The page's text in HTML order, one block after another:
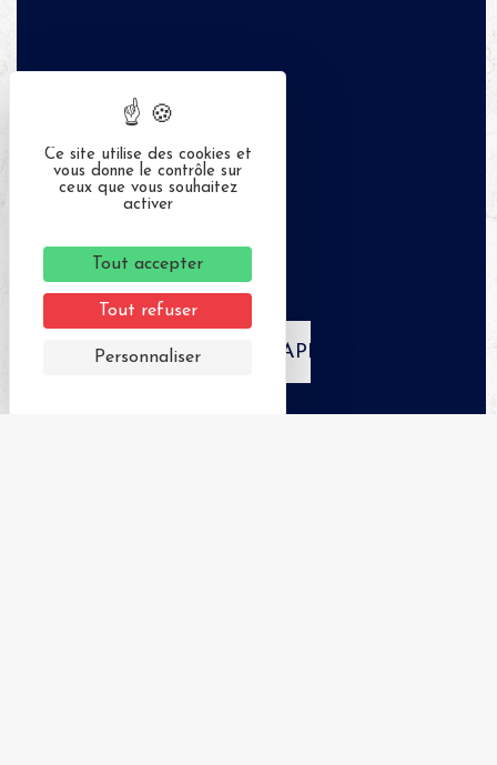
APPELER
Ce site utilise des cookies et
vous donne le contrôle sur
ceux que vous souhaitez
activer
Tout accepter
Tout refuser
Personnaliser